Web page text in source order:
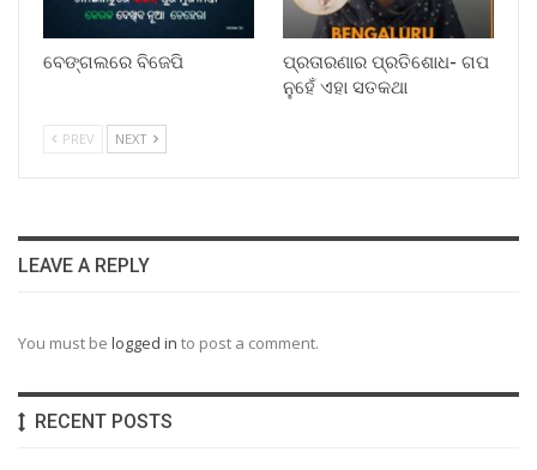
ବେଙ୍ଗଲରେ ବିଜେପି
ପ୍ରତାରଣାର ପ୍ରତିଶୋଧ- ଗପ
ନୁହେଁ ଏହା ସତକଥା
PREV NEXT
LEAVE A REPLY
You must be logged in to post a comment.
RECENT POSTS